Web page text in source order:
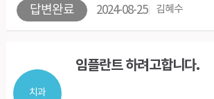
답변완료 2024-08-25 김혜수
치과
임플란트 하려고합니다.